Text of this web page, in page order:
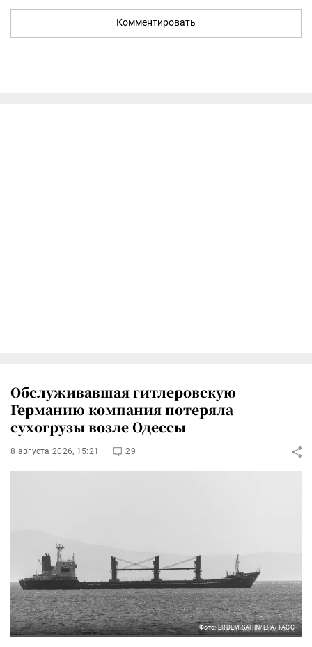
Комментировать
Обслуживавшая гитлеровскую
Германию компания потеряла
сухогрузы возле Одессы
8 августа 2026, 15:21 29
Фото: ERDEM SAHIN/EPA/ТАСС